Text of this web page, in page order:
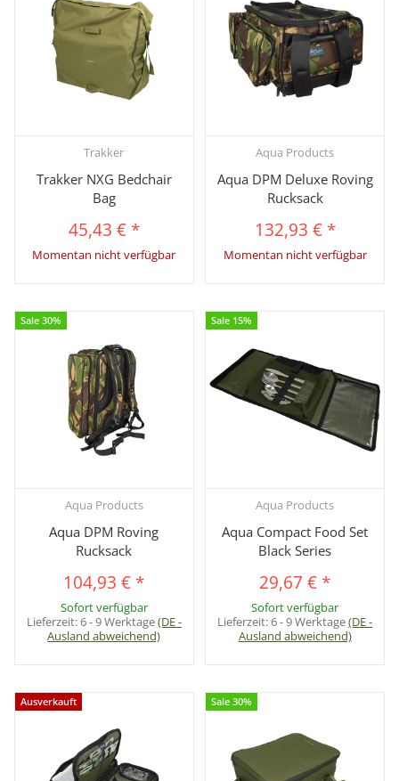
Trakker
Trakker NXG Bedchair
Bag
45,43 € *
Momentan nicht verfügbar
Aqua Products
Aqua DPM Deluxe Roving
Rucksack
132,93 € *
Momentan nicht verfügbar
Sale 30%
Aqua Products
Aqua DPM Roving
Rucksack
104,93 € *
Sofort verfügbar
Lieferzeit:6 - 9 Werktage(DE -
Ausland abweichend)
Sale 15%
Aqua Products
Aqua Compact Food Set
Black Series
29,67 € *
Sofort verfügbar
Lieferzeit:6 - 9 Werktage(DE -
Ausland abweichend)
Ausverkauft Sale 30%